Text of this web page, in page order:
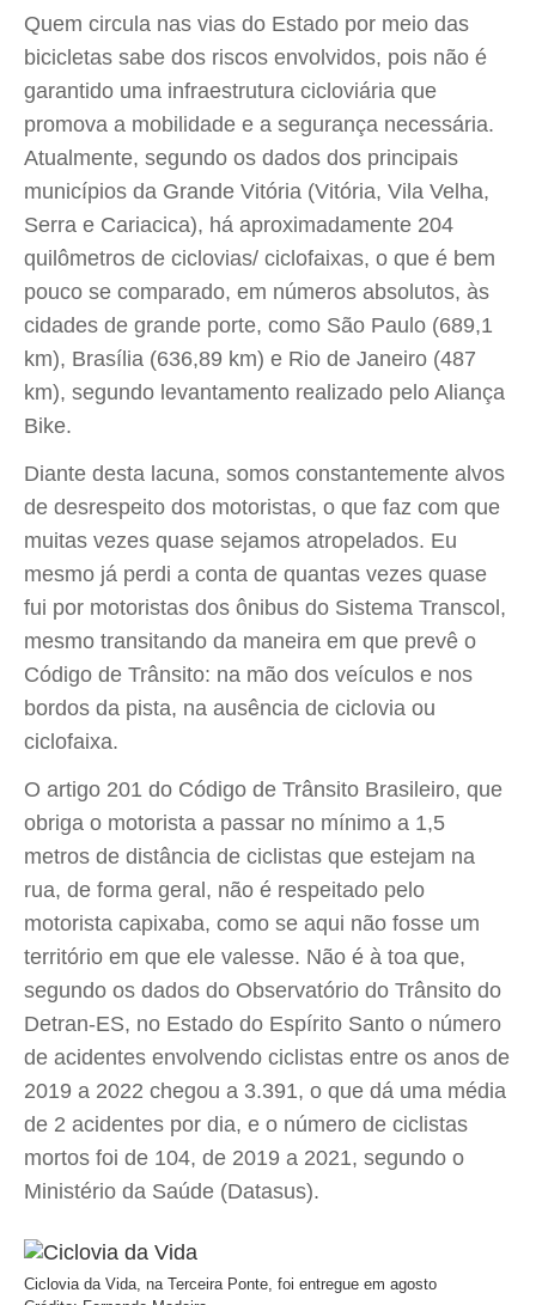
Quem circula nas vias do Estado por meio das
bicicletas sabe dos riscos envolvidos, pois não é
garantido uma infraestrutura cicloviária que
promova a mobilidade e a segurança necessária.
Atualmente, segundo os dados dos principais
municípios da Grande Vitória (Vitória, Vila Velha,
Serra e Cariacica), há aproximadamente 204
quilômetros de ciclovias/ ciclofaixas, o que é bem
pouco se comparado, em números absolutos, às
cidades de grande porte, como São Paulo (689,1
km), Brasília (636,89 km) e Rio de Janeiro (487
km), segundo levantamento realizado pelo Aliança
Bike.
Diante desta lacuna, somos constantemente alvos
de desrespeito dos motoristas, o que faz com que
muitas vezes quase sejamos atropelados. Eu
mesmo já perdi a conta de quantas vezes quase
fui por motoristas dos ônibus do Sistema Transcol,
mesmo transitando da maneira em que prevê o
Código de Trânsito: na mão dos veículos e nos
bordos da pista, na ausência de ciclovia ou
ciclofaixa.
O artigo 201 do Código de Trânsito Brasileiro, que
obriga o motorista a passar no mínimo a 1,5
metros de distância de ciclistas que estejam na
rua, de forma geral, não é respeitado pelo
motorista capixaba, como se aqui não fosse um
território em que ele valesse. Não é à toa que,
segundo os dados do Observatório do Trânsito do
Detran-ES, no Estado do Espírito Santo o número
de acidentes envolvendo ciclistas entre os anos de
2019 a 2022 chegou a 3.391, o que dá uma média
de 2 acidentes por dia, e o número de ciclistas
mortos foi de 104, de 2019 a 2021, segundo o
Ministério da Saúde (Datasus).
Ciclovia da Vida, na Terceira Ponte, foi entregue em agosto